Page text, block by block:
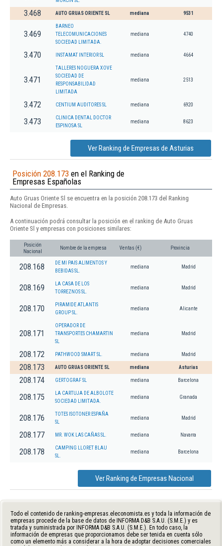
3.468 AUTO GRUAS ORIENTE SL mediana 9531
3.469
BARNEO
TELECOMUNICACIONES
SOCIEDAD LIMITADA.
mediana 4740
3.470 INSTAMAT INTERIOR SL mediana 4664
3.471
TALLERES NOGUERA XOVE
SOCIEDAD DE
RESPONSABILIDAD
LIMITADA
mediana 2513
3.472 CENTIUM AUDITORES SL mediana 6920
3.473
CLINICA DENTAL DOCTOR
ESPINOSA SL
mediana 8623
Ver Ranking de Empresas de Asturias
Posición 208.173 en el Ranking de
Empresas Españolas
Auto Gruas Oriente Sl se encuentra en la posición 208.173 del Ranking
Nacional de Empresas.
A continuación podrá consultar la posición en el ranking de Auto Gruas
Oriente Sl y empresas con posiciones similares:
Posición
Nacional
Nombre de la empresa Ventas (€) Provincia
208.168
DE MI PAIS ALIMENTOS Y
BEBIDAS SL.
mediana Madrid
208.169
LA CASA DE LOS
TORREZNOS SL.
mediana Madrid
208.170
PIRAMIDE ATLANTIS
GROUP SL.
mediana Alicante
208.171
OPERADOR DE
TRANSPORTES CHAMARTIN
SL
mediana Madrid
208.172 PATHWOOD SMART SL. mediana Madrid
208.173 AUTO GRUAS ORIENTE SL mediana Asturias
208.174 GERTOGRAF SL mediana Barcelona
208.175
LA CARTUJA DE ALBOLOTE
SOCIEDAD LIMITADA.
mediana Granada
208.176
TOTES ISOTONER ESPAÑA
SL
mediana Madrid
208.177 MR. WOK LAS CAÑAS SL. mediana Navarra
208.178
CAMPING LLORET BLAU
SL.
mediana Barcelona
Ver Ranking de Empresas Nacional
Todo el contenido de ranking-empresas.eleconomista.es y toda la información de
empresas procede de la base de datos de INFORMA D&B S.A.U. (S.M.E.) y es
tratada y suministrada por INFORMA D&B S.A.U. (S.M.E.). En todo caso, la
información de empresas que proporcionamos debe ser tenida en cuenta sólo
como un elemento más a considerar a la hora de adoptar decisiones comerciales